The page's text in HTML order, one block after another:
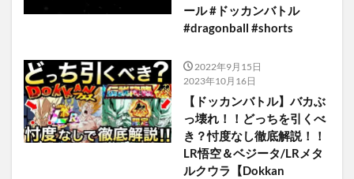
ール #ドッカンバトル
#dragonball #shorts
2022年9月15日
2023年10月16日
【ドッカンバトル】バカぶ
っ壊れ！！どっちを引くべ
き？忖度なし徹底解説！！
LR悟空＆ベジータ/LRメタ
ルクウラ【Dokkan